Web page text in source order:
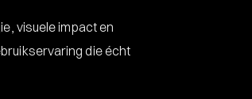
visuele impact en
die écht